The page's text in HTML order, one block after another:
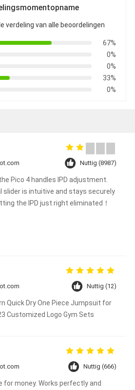
verdeling van alle beoordelingen
67%
0%
0%
33%
0%
Nuttig (8987)
Pico 4 handles IPD adjustment.
slider is intuitive and stays securely
the IPD just right eliminated！
Nuttig (12)
Quick Dry One Piece Jumpsuit for
Customized Logo Gym Sets
Nuttig (666)
for money. Works perfectly and